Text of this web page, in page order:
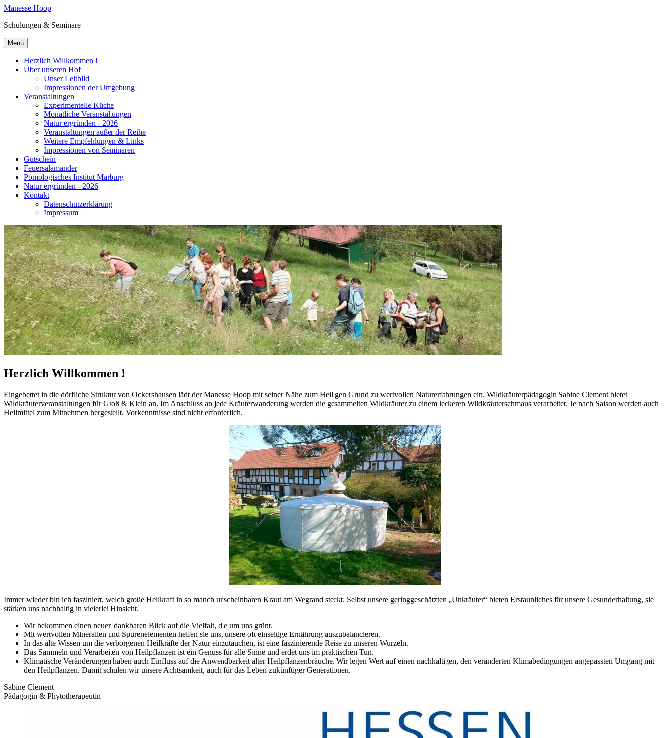
Manesse Hoop
Schulungen & Seminare
Menü
Herzlich Willkommen !
Über unseren Hof
Unser Leitbild
Impressionen der Umgebung
Veranstaltungen
Experimentelle Küche
Monatliche Veranstaltungen
Natur ergründen - 2026
Veranstaltungen außer der Reihe
Weitere Empfehlungen & Links
Impressionen von Seminaren
Gutschein
Feuersalamander
Pomologisches Institut Marburg
Natur ergründen - 2026
Kontakt
Datenschutzerklärung
Impressum
Herzlich Willkommen !
Eingebettet in die dörfliche Struktur von Ockershausen lädt der Manesse Hoop mit seiner Nähe zum Heiligen Grund zu wertvollen Naturerfahrungen ein. Wildkräuterpädagogin Sabine Clement bietet
Wildkräuterveranstaltungen für Groß & Klein an. Im Anschluss an jede Kräuterwanderung werden die gesammelten Wildkräuter zu einem leckeren Wildkräuterschmaus verarbeitet. Je nach Saison werden auch
Heilmittel zum Mitnehmen hergestellt. Vorkenntnisse sind nicht erforderlich.
Immer wieder bin ich fasziniert, welch große Heilkraft in so manch unscheinbaren Kraut am Wegrand steckt. Selbst unsere geringgeschätzten „Unkräuter“ bieten Erstaunliches für unsere Gesunderhaltung, sie
stärken uns nachhaltig in vielerlei Hinsicht.
Wir bekommen einen neuen dankbaren Blick auf die Vielfalt, die um uns grünt.
Mit wertvollen Mineralien und Spurenelementen helfen sie uns, unsere oft einseitige Ernährung auszubalancieren.
In das alte Wissen um die verborgenen Heilkräfte der Natur einzutauchen, ist eine faszinierende Reise zu unseren Wurzeln.
Das Sammeln und Verarbeiten von Heilpflanzen ist ein Genuss für alle Sinne und erdet uns im praktischen Tun.
Klimatische Veränderungen haben auch Einfluss auf die Anwendbarkeit alter Heilpflanzenbräuche. Wir legen Wert auf einen nachhaltigen, den veränderten Klimabedingungen angepassten Umgang mit
den Heilpflanzen. Damit schulen wir unsere Achtsamkeit, auch für das Leben zukünftiger Generationen.
Sabine Clement
Pädagogin & Phytotherapeutin